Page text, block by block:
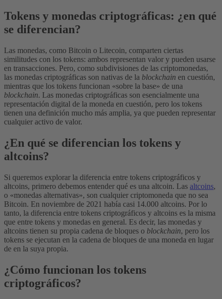
Tokens y monedas criptográficas: ¿en qué
se diferencian?
Las monedas, como Bitcoin o Litecoin, comparten ciertas
similitudes con los tokens: ambos representan valor y pueden usarse
en transacciones. Pero, como subdivisiones de las criptomonedas,
las monedas criptográficas son nativas de la blockchain en cuestión,
mientras que los tokens funcionan «sobre la base» de una
blockchain. Las monedas criptográficas son esencialmente una
representación digital de la moneda en cuestión, pero los tokens
tienen una definición mucho más amplia, ya que pueden representar
cualquier activo de valor.
¿En qué se diferencian los tokens y
altcoins?
Si queremos explorar la diferencia entre tokens criptográficos y
altcoins, primero debemos entender qué es una altcoin. Las altcoins,
o «monedas alternativas», son cualquier criptomoneda que no sea
Bitcoin. En noviembre de 2021 había casi 14.000 altcoins. Por lo
tanto, la diferencia entre tokens criptográficos y altcoins es la misma
que entre tokens y monedas en general. Es decir, las monedas y
altcoins tienen su propia cadena de bloques o blockchain, pero los
tokens se ejecutan en la cadena de bloques de una moneda en lugar
de en la suya propia.
¿Cómo funcionan los tokens
criptográficos?